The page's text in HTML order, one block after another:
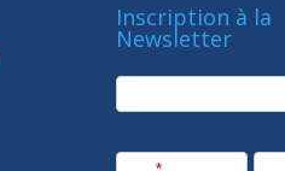
Inscription à la
Newsletter
newsletter